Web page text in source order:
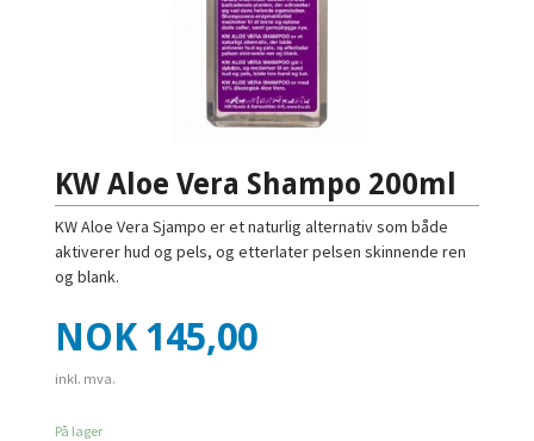
KW Aloe Vera Shampo 200ml
KW Aloe Vera Sjampo er et naturlig alternativ som både
aktiverer hud og pels, og etterlater pelsen skinnende ren
og blank.
Pris
NOK 145,00
inkl. mva.
På lager